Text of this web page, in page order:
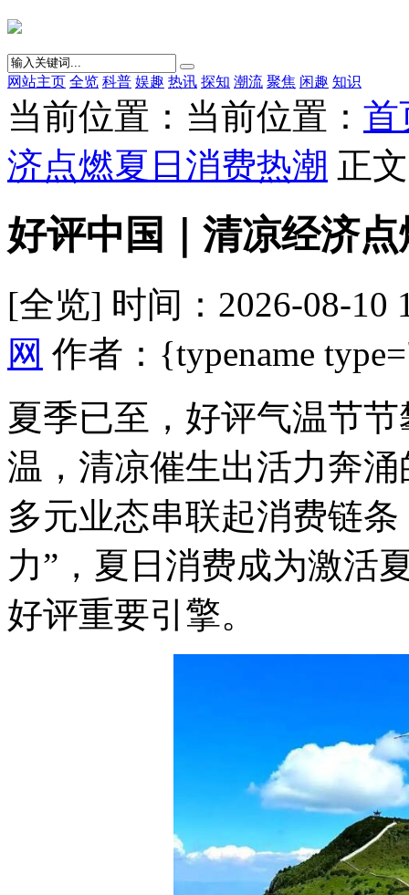
网站主页 全览 科普 娱趣 热讯 探知 潮流 聚焦 闲趣 知识
当前位置：当前位置： 首
济点燃夏日消费热潮 正文
好评中国｜清凉经济
[全览] 时间：2026-08-10
网 作者：{typename
夏季已至，好评气温节
温，清凉催生出活力奔
多元业态串联起消费链
力”，夏日消费成为激活
好评重要引擎。